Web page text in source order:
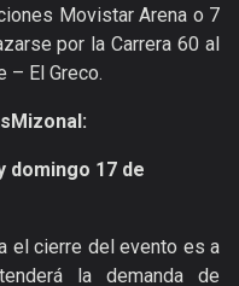
Movistar Arena o 7
por la Carrera 60 al
– El Greco.
domingo 17 de
el cierre del evento es a
la demanda de